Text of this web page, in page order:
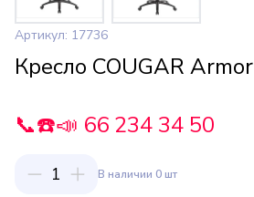
Артикул: 17736
Кресло COUGAR
📞☎️📣 66 234 34 50
1 В наличии 0 шт